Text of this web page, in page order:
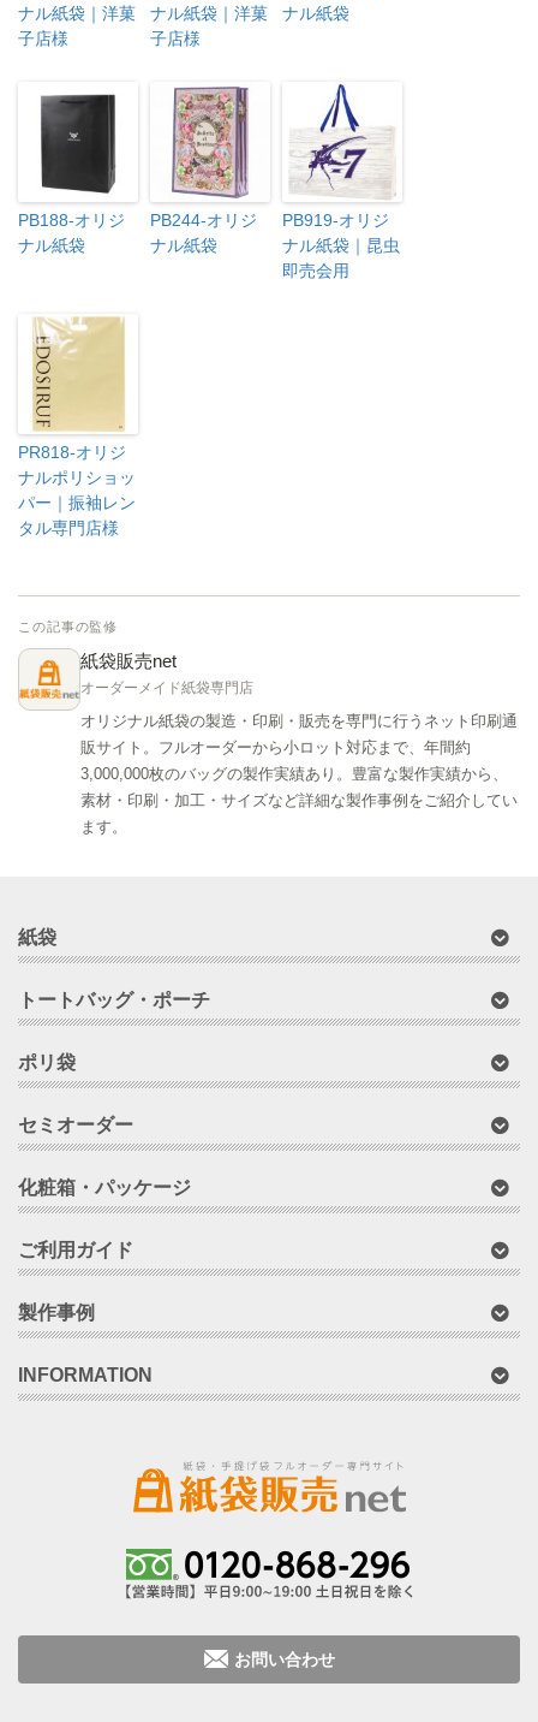
ナル紙袋｜洋菓
子店様
ナル紙袋｜洋菓
子店様
ナル紙袋
PB188-オリジ
ナル紙袋
PB244-オリジ
ナル紙袋
PB919-オリジ
ナル紙袋｜昆虫
即売会用
PR818-オリジ
ナルポリショッ
パー｜振袖レン
タル専門店様
この記事の監修
紙袋販売net
オーダーメイド紙袋専門店
オリジナル紙袋の製造・印刷・販売を専門に行うネット印刷通
販サイト。フルオーダーから小ロット対応まで、年間約
3,000,000枚のバッグの製作実績あり。豊富な製作実績から、
素材・印刷・加工・サイズなど詳細な製作事例をご紹介してい
ます。
紙袋
トートバッグ・ポーチ
ポリ袋
セミオーダー
化粧箱・パッケージ
ご利用ガイド
製作事例
INFORMATION
お問い合わせ